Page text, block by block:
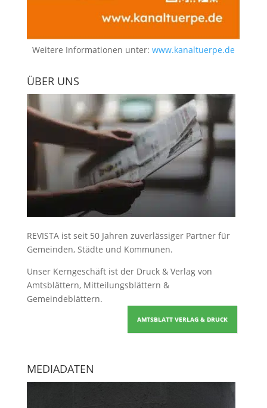
Weitere Informationen unter: www.kanaltuerpe.de
ÜBER UNS
REVISTA ist seit 50 Jahren zuverlässiger Partner für
Gemeinden, Städte und Kommunen.
Unser Kerngeschäft ist der Druck & Verlag von
Amtsblättern, Mitteilungsblättern &
Gemeindeblättern.
AMTSBLATT VERLAG & DRUCK
MEDIADATEN